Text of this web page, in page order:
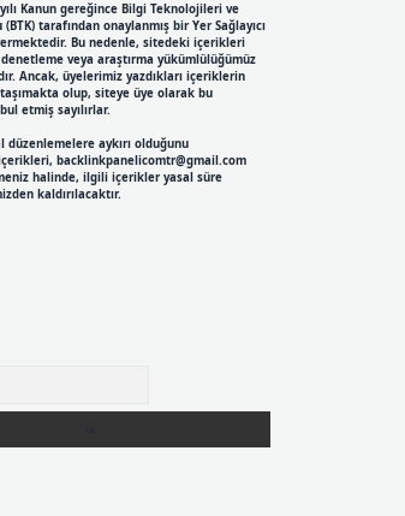
Kanun gereğince Bilgi Teknolojileri ve
tarafından onaylanmış bir Yer Sağlayıcı
Bu nedenle, sitedeki içerikleri
veya araştırma yükümlülüğümüz
Ancak, üyelerimiz yazdıkları içeriklerin
olup, siteye üye olarak bu
etmiş sayılırlar.
düzenlemelere aykırı olduğunu
backlinkpanelicomtr@gmail.com
halinde, ilgili içerikler yasal süre
kaldırılacaktır.